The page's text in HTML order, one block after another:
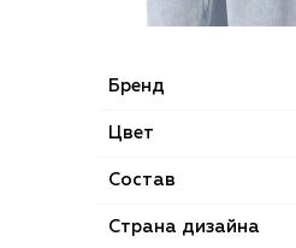
Бренд
Цвет
Состав
Страна дизайна